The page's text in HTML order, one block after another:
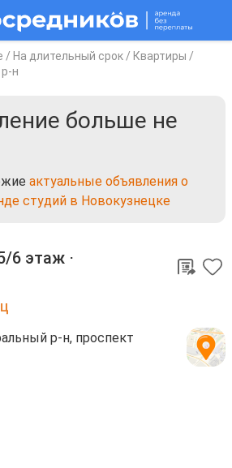
/ На длительный срок / Квартиры /
н
больше не
актуальные объявления о
студий в Новокузнецке
6 этаж ⋅
р-н, проспект